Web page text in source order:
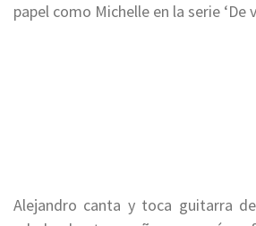
papel como Michelle en la serie ‘De
Alejandro canta y toca guitarra